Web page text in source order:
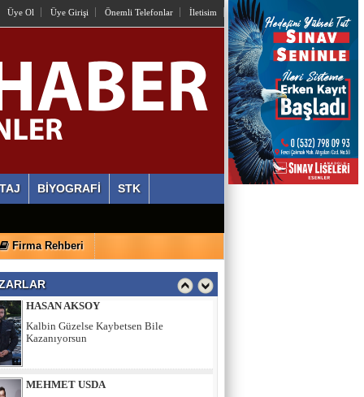
Üye Ol Üye Girişi Önemli Telefonlar İletisim
BİYOGRAFİ STK
Firma Rehberi
AYLİN ALVEREN ÖZEN
SEN SACA GEL YETER
Ahlaki Yozlaşma Platformları
HASAN AKSOY
Kalbin Güzelse Kaybetsen Bile
Kazanıyorsun
Sporun Dikkat Eksikliği ve Hipertivite